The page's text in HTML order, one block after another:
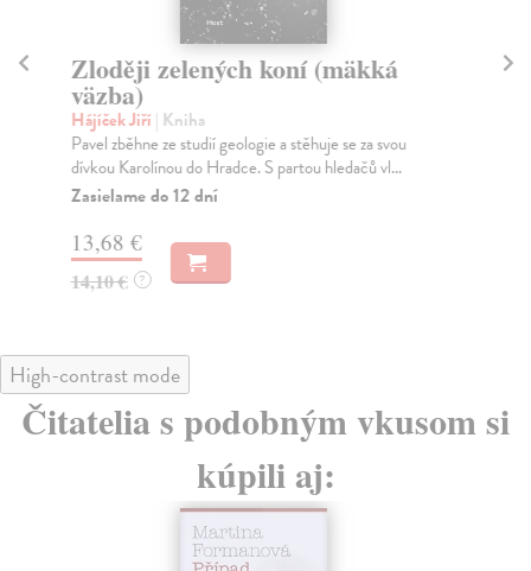
Zloději zelených koní (mäkká
väzba)
Hájíček Jiří | Kniha
Pavel zběhne ze studií geologie a stěhuje se za svou
dívkou Karolínou do Hradce. S partou hledačů vl...
Zasielame do 12 dní
13,68 €
14,10 € ?
High-contrast mode
Čitatelia s podobným vkusom si
kúpili aj: